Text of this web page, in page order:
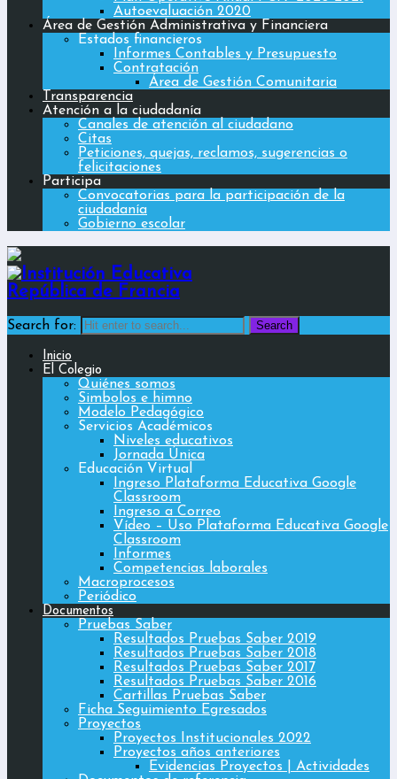
Autoevaluación 2020
Área de Gestión Administrativa y Financiera
Estados financieros
Informes Contables y Presupuesto
Contratación
Área de Gestión Comunitaria
Transparencia
Atención a la ciudadanía
Canales de atención al ciudadano
Citas
Peticiones, quejas, reclamos, sugerencias o
felicitaciones
Participa
Convocatorias para la participación de la
ciudadanía
Gobierno escolar
Search for:
Inicio
El Colegio
Quiénes somos
Simbolos e himno
Modelo Pedagógico
Servicios Académicos
Niveles educativos
Jornada Única
Educación Virtual
Ingreso Plataforma Educativa Google
Classroom
Ingreso a Correo
Vídeo – Uso Plataforma Educativa Google
Classroom
Informes
Competencias laborales
Macroprocesos
Periódico
Documentos
Pruebas Saber
Resultados Pruebas Saber 2019
Resultados Pruebas Saber 2018
Resultados Pruebas Saber 2017
Resultados Pruebas Saber 2016
Cartillas Pruebas Saber
Ficha Seguimiento Egresados
Proyectos
Proyectos Institucionales 2022
Proyectos años anteriores
Evidencias Proyectos | Actividades